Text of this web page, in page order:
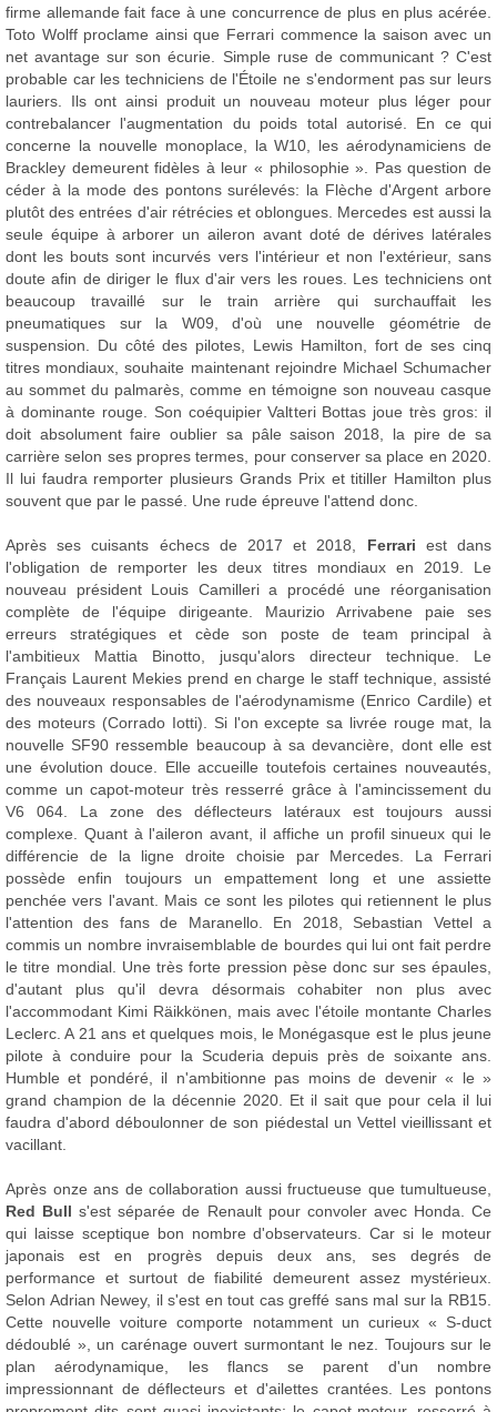
firme allemande fait face à une concurrence de plus en plus acérée.
Toto Wolff proclame ainsi que Ferrari commence la saison avec un
net avantage sur son écurie. Simple ruse de communicant ? C'est
probable car les techniciens de l'Étoile ne s'endorment pas sur leurs
lauriers. Ils ont ainsi produit un nouveau moteur plus léger pour
contrebalancer l'augmentation du poids total autorisé. En ce qui
concerne la nouvelle monoplace, la W10, les aérodynamiciens de
Brackley demeurent fidèles à leur « philosophie ». Pas question de
céder à la mode des pontons surélevés: la Flèche d'Argent arbore
plutôt des entrées d'air rétrécies et oblongues. Mercedes est aussi la
seule équipe à arborer un aileron avant doté de dérives latérales
dont les bouts sont incurvés vers l'intérieur et non l'extérieur, sans
doute afin de diriger le flux d'air vers les roues. Les techniciens ont
beaucoup travaillé sur le train arrière qui surchauffait les
pneumatiques sur la W09, d'où une nouvelle géométrie de
suspension. Du côté des pilotes, Lewis Hamilton, fort de ses cinq
titres mondiaux, souhaite maintenant rejoindre Michael Schumacher
au sommet du palmarès, comme en témoigne son nouveau casque
à dominante rouge. Son coéquipier Valtteri Bottas joue très gros: il
doit absolument faire oublier sa pâle saison 2018, la pire de sa
carrière selon ses propres termes, pour conserver sa place en 2020.
Il lui faudra remporter plusieurs Grands Prix et titiller Hamilton plus
souvent que par le passé. Une rude épreuve l'attend donc.
Après ses cuisants échecs de 2017 et 2018, Ferrari est dans
l'obligation de remporter les deux titres mondiaux en 2019. Le
nouveau président Louis Camilleri a procédé une réorganisation
complète de l'équipe dirigeante. Maurizio Arrivabene paie ses
erreurs stratégiques et cède son poste de team principal à
l'ambitieux Mattia Binotto, jusqu'alors directeur technique. Le
Français Laurent Mekies prend en charge le staff technique, assisté
des nouveaux responsables de l'aérodynamisme (Enrico Cardile) et
des moteurs (Corrado Iotti). Si l'on excepte sa livrée rouge mat, la
nouvelle SF90 ressemble beaucoup à sa devancière, dont elle est
une évolution douce. Elle accueille toutefois certaines nouveautés,
comme un capot-moteur très resserré grâce à l'amincissement du
V6 064. La zone des déflecteurs latéraux est toujours aussi
complexe. Quant à l'aileron avant, il affiche un profil sinueux qui le
différencie de la ligne droite choisie par Mercedes. La Ferrari
possède enfin toujours un empattement long et une assiette
penchée vers l'avant. Mais ce sont les pilotes qui retiennent le plus
l'attention des fans de Maranello. En 2018, Sebastian Vettel a
commis un nombre invraisemblable de bourdes qui lui ont fait perdre
le titre mondial. Une très forte pression pèse donc sur ses épaules,
d'autant plus qu'il devra désormais cohabiter non plus avec
l'accommodant Kimi Räikkönen, mais avec l'étoile montante Charles
Leclerc. A 21 ans et quelques mois, le Monégasque est le plus jeune
pilote à conduire pour la Scuderia depuis près de soixante ans.
Humble et pondéré, il n'ambitionne pas moins de devenir « le »
grand champion de la décennie 2020. Et il sait que pour cela il lui
faudra d'abord déboulonner de son piédestal un Vettel vieillissant et
vacillant.
Après onze ans de collaboration aussi fructueuse que tumultueuse,
Red Bull s'est séparée de Renault pour convoler avec Honda. Ce
qui laisse sceptique bon nombre d'observateurs. Car si le moteur
japonais est en progrès depuis deux ans, ses degrés de
performance et surtout de fiabilité demeurent assez mystérieux.
Selon Adrian Newey, il s'est en tout cas greffé sans mal sur la RB15.
Cette nouvelle voiture comporte notamment un curieux « S-duct
dédoublé », un carénage ouvert surmontant le nez. Toujours sur le
plan aérodynamique, les flancs se parent d'un nombre
impressionnant de déflecteurs et d'ailettes crantées. Les pontons